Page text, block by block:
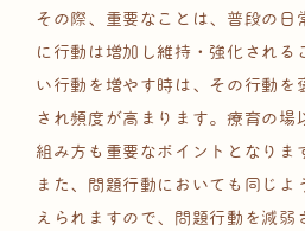
その際、重要なことは、普段の日
に行動は増加し維持・強化される
い行動を増やす時は、その行動を
され頻度が高まります。療育の場
組み方も重要なポイントとなりま
また、問題行動においても同じよ
えられますので、問題行動を減弱